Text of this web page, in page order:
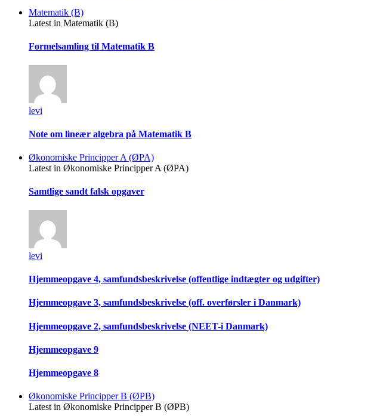
Matematik (B)
Latest in Matematik (B)
Formelsamling til Matematik B
levi
Note om lineær algebra på Matematik B
Økonomiske Principper A (ØPA)
Latest in Økonomiske Principper A (ØPA)
Samtlige sandt falsk opgaver
levi
Hjemmeopgave 4, samfundsbeskrivelse (offentlige indtægter og udgifter)
Hjemmeopgave 3, samfundsbeskrivelse (off. overførsler i Danmark)
Hjemmeopgave 2, samfundsbeskrivelse (NEET-i Danmark)
Hjemmeopgave 9
Hjemmeopgave 8
Økonomiske Principper B (ØPB)
Latest in Økonomiske Principper B (ØPB)